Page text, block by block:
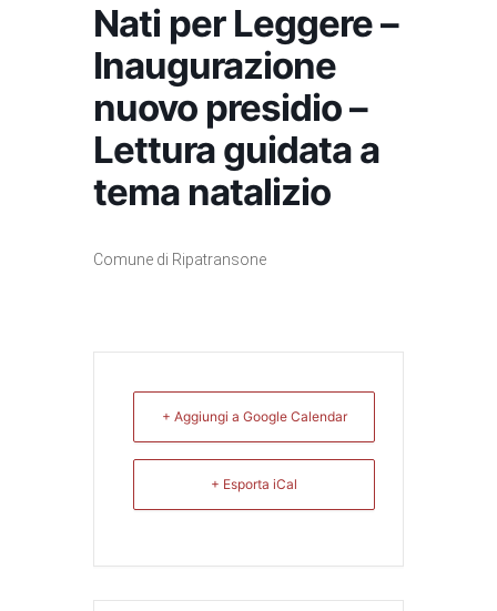
Nati per Leggere –
Inaugurazione
nuovo presidio –
Lettura guidata a
tema natalizio
Comune di Ripatransone
+ Aggiungi a Google Calendar
+ Esporta iCal